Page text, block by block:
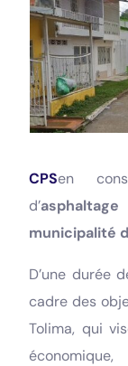
CPSen
d’
municipalité
D’une durée
cadre des
Tolima, qui
Français